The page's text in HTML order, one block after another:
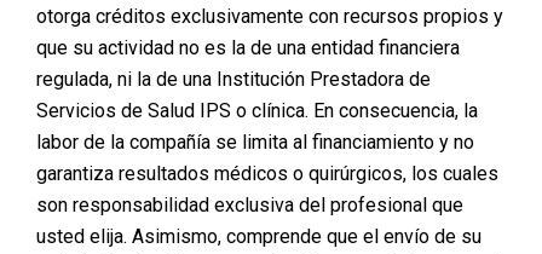
Limitado
Someterse a una cirugía plástica es un sueño para
muchos, pero el costo puede ser un obstáculo
limitado no significa que debas renunciar a tus
aspiraciones estéticas. Con una planificación adecuada
otorga créditos exclusivamente con recursos propios y
que su actividad no es la de una entidad financiera
regulada, ni la de una Institución Prestadora de
Servicios de Salud IPS o clínica. En consecuencia, la
labor de la compañía se limita al financiamiento y no
garantiza resultados médicos o quirúrgicos, los cuales
son responsabilidad exclusiva del profesional que
usted elija. Asimismo, comprende que el envío de su